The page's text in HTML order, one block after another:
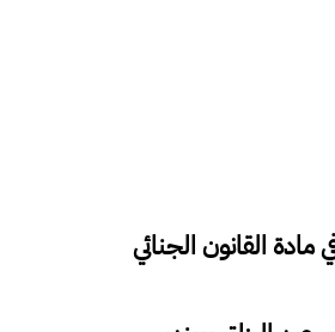
القانون الجنائي